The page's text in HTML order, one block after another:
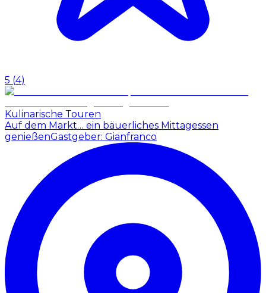
5 (4)
Kulinarische Touren
Auf dem Markt… ein bäuerliches Mittagessen
genießenGastgeber: Gianfranco